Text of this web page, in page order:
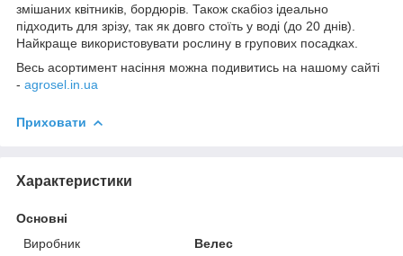
змішаних квітників, бордюрів. Також скабіоз ідеально
підходить для зрізу, так як довго стоїть у воді (до 20 днів).
Найкраще використовувати рослину в групових посадках.
Весь асортимент насіння можна подивитись на нашому сайті
- agrosel.in.ua
Приховати
Характеристики
Основні
Виробник
Велес